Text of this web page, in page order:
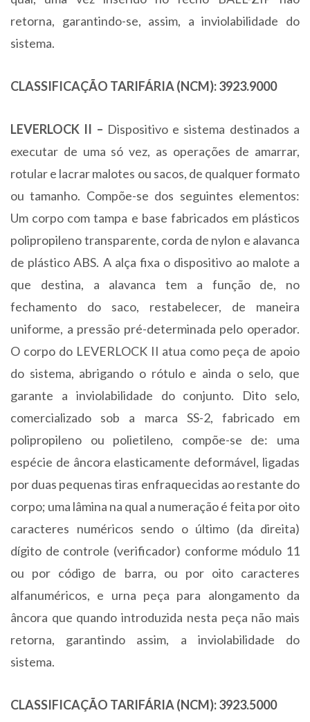
retorna, garantindo-se, assim, a inviolabilidade do
sistema.
CLASSIFICAÇÃO TARIFÁRIA (NCM): 3923.9000
LEVERLOCK II – Dispositivo e sistema destinados a
executar de uma só vez, as operações de amarrar,
rotular e lacrar malotes ou sacos, de qualquer formato
ou tamanho. Compõe-se dos seguintes elementos:
Um corpo com tampa e base fabricados em plásticos
polipropileno transparente, corda de nylon e alavanca
de plástico ABS. A alça fixa o dispositivo ao malote a
que destina, a alavanca tem a função de, no
fechamento do saco, restabelecer, de maneira
uniforme, a pressão pré-determinada pelo operador.
O corpo do LEVERLOCK II atua como peça de apoio
do sistema, abrigando o rótulo e ainda o selo, que
garante a inviolabilidade do conjunto. Dito selo,
comercializado sob a marca SS-2, fabricado em
polipropileno ou polietileno, compõe-se de: uma
espécie de âncora elasticamente deformável, ligadas
por duas pequenas tiras enfraquecidas ao restante do
corpo; uma lâmina na qual a numeração é feita por oito
caracteres numéricos sendo o último (da direita)
dígito de controle (verificador) conforme módulo 11
ou por código de barra, ou por oito caracteres
alfanuméricos, e urna peça para alongamento da
âncora que quando introduzida nesta peça não mais
retorna, garantindo assim, a inviolabilidade do
sistema.
CLASSIFICAÇÃO TARIFÁRIA (NCM): 3923.5000